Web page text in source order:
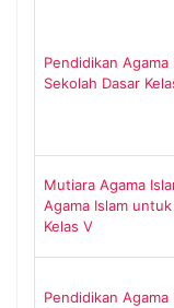
Pendidikan
Sekolah Dasar
Mutiara Agama
Agama Islam
Kelas V
Pendidikan Agama